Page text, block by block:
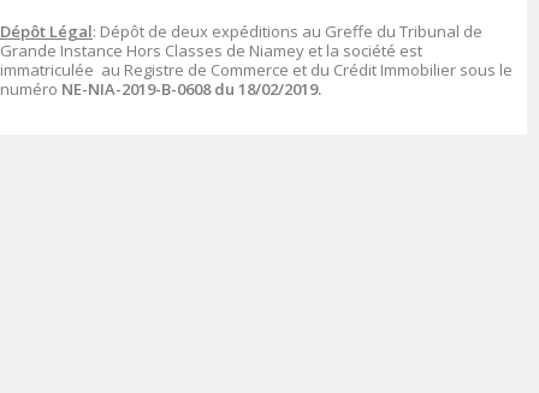
Dépôt Légal: Dépôt de deux expéditions au Greffe du Tribunal de
Grande Instance Hors Classes de Niamey et la société est
immatriculée au Registre de Commerce et du Crédit Immobilier sous le
numéro NE-NIA-2019-B-0608 du 18/02/2019.